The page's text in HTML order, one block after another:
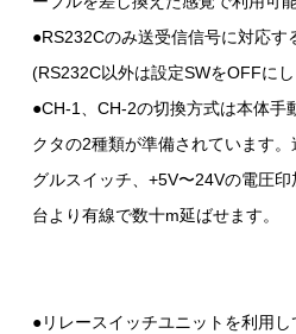
●RS232Cのみ送受信信号に対応す
(RS232C以外は設定SWをOFFに
●CH-1、CH-2の切換方式は本体手
クタの2種類が準備されています
グルスイッチ、+5V〜24Vの電圧
台より有線で数十m延ばせます。
●リレースイッチユニットを利用